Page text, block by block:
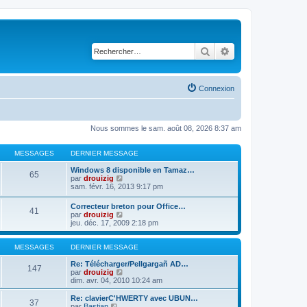
Rechercher
Connexion
Nous sommes le sam. août 08, 2026 8:37 am
MESSAGES DERNIER MESSAGE
65
Windows 8 disponible en Tamaz…
par drouizig
o
u
l
t
e
r
l
d
e
r
n
i
sam. févr. 16, 2013 9:17 pm
41
Correcteur breton pour Office…
par drouizig
o
n
s
u
l
t
r
l
e
jeu. déc. 17, 2009 2:18 pm
MESSAGES DERNIER MESSAGE
147
Re: Télécharger/Pellgargañ AD…
par drouizig
o
n
s
dim. avr. 04, 2010 10:24 am
37
Re: clavierC'HWERTY avec UBUN…